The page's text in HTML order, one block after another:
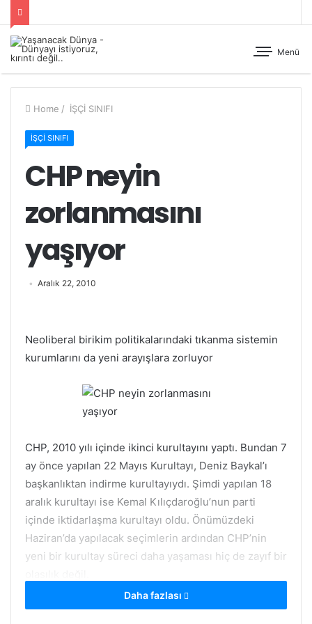
Menü
Home / İŞÇİ SINIFI
İŞÇİ SINIFI
CHP neyin
zorlanmasını
yaşıyor
Aralık 22, 2010
Neoliberal birikim politikalarındaki tıkanma sistemin
kurumlarını da yeni arayışlara zorluyor
CHP, 2010 yılı içinde ikinci kurultayını yaptı. Bundan 7
ay önce yapılan 22 Mayıs Kurultayı, Deniz Baykal’ı
başkanlıktan indirme kurultayıydı. Şimdi yapılan 18
aralık kurultayı ise Kemal Kılıçdaroğlu’nun parti
içinde iktidarlaşma kurultayı oldu. Önümüzdeki
Haziran’da yapılacak seçimlerin ardından CHP’nin
yeni bir kurultay süreci daha yaşaması hiç de zayıf bir
İdeolojik konum olarak birbirlerinden çok farklı kimi
Daha fazlası